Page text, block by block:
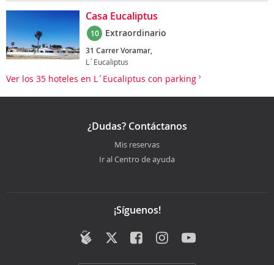
Casa Eucaliptus
10 Extraordinario
31 Carrer Voramar,
L´Eucaliptus
Ver los 35 hoteles en L´Eucaliptus con parking
¿Dudas? Contáctanos
Mis reservas
Ir al Centro de ayuda
¡Síguenos!